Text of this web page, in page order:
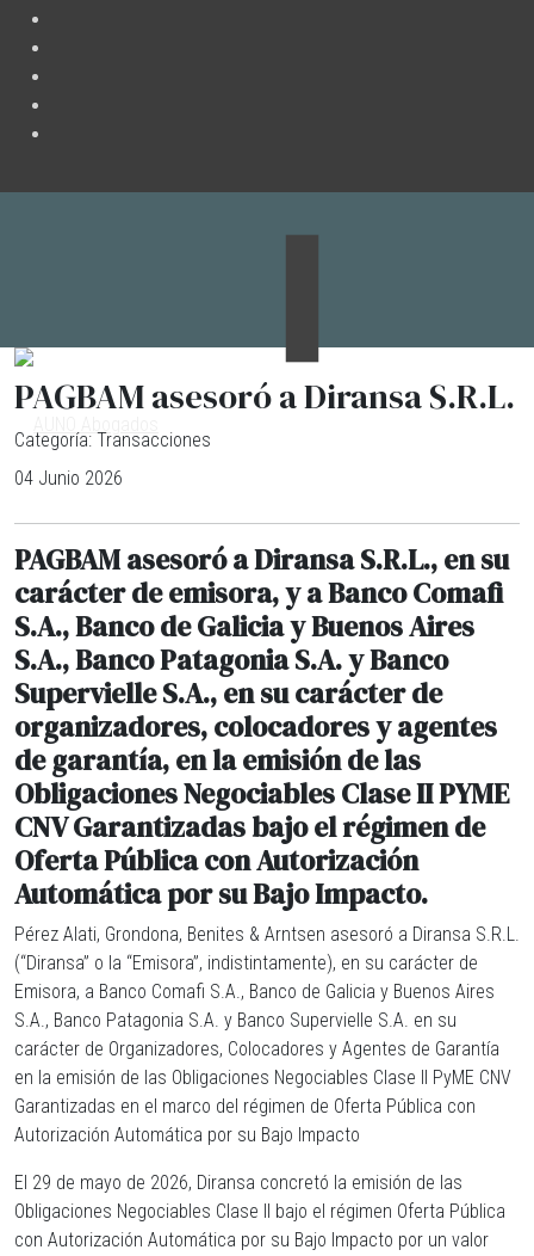
PAGBAM asesoró a Diransa S.R.L.
Categoría: Transacciones
04 Junio 2026
PAGBAM asesoró a Diransa S.R.L., en su
carácter de emisora, y a Banco Comafi
S.A., Banco de Galicia y Buenos Aires
S.A., Banco Patagonia S.A. y Banco
Supervielle S.A., en su carácter de
organizadores, colocadores y agentes
de garantía, en la emisión de las
Obligaciones Negociables Clase II PYME
CNV Garantizadas bajo el régimen de
Oferta Pública con Autorización
Automática por su Bajo Impacto.
Pérez Alati, Grondona, Benites & Arntsen asesoró a Diransa S.R.L.
(“Diransa” o la “Emisora”, indistintamente), en su carácter de
Emisora, a Banco Comafi S.A., Banco de Galicia y Buenos Aires
S.A., Banco Patagonia S.A. y Banco Supervielle S.A. en su
carácter de Organizadores, Colocadores y Agentes de Garantía
en la emisión de las Obligaciones Negociables Clase II PyME CNV
Garantizadas en el marco del régimen de Oferta Pública con
Autorización Automática por su Bajo Impacto
El 29 de mayo de 2026, Diransa concretó la emisión de las
Obligaciones Negociables Clase II bajo el régimen Oferta Pública
con Autorización Automática por su Bajo Impacto por un valor